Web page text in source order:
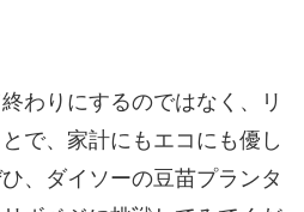
わりにするのではなく、リ
で、家計にもエコにも優し
、ダイソーの豆苗プランタ